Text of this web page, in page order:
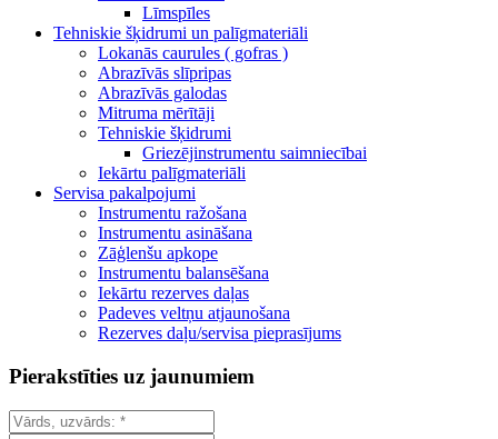
Līmspīles
Tehniskie šķidrumi un palīgmateriāli
Lokanās caurules ( gofras )
Abrazīvās slīpripas
Abrazīvās galodas
Mitruma mērītāji
Tehniskie šķidrumi
Griezējinstrumentu saimniecībai
Iekārtu palīgmateriāli
Servisa pakalpojumi
Instrumentu ražošana
Instrumentu asināšana
Zāģlenšu apkope
Instrumentu balansēšana
Iekārtu rezerves daļas
Padeves veltņu atjaunošana
Rezerves daļu/servisa pieprasījums
Pierakstīties uz jaunumiem